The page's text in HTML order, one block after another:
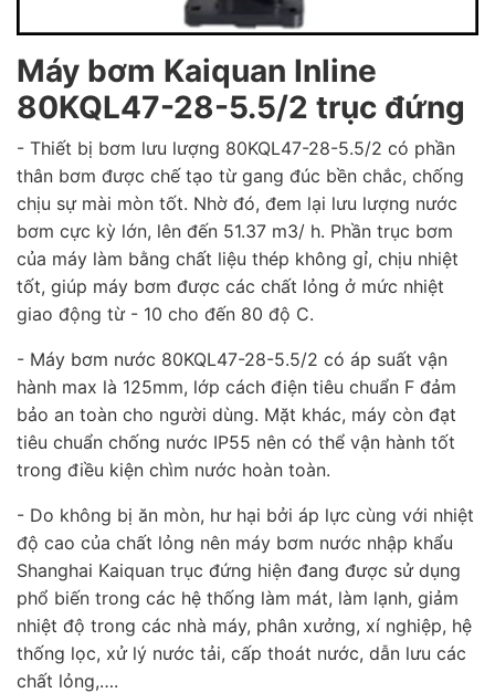
Máy bơm Kaiquan Inline
80KQL47-28-5.5/2 trục đứng
- Thiết bị bơm lưu lượng 80KQL47-28-5.5/2 có phần
thân bơm được chế tạo từ gang đúc bền chắc, chống
chịu sự mài mòn tốt. Nhờ đó, đem lại lưu lượng nước
bơm cực kỳ lớn, lên đến 51.37 m3/ h. Phần trục bơm
của máy làm bằng chất liệu thép không gỉ, chịu nhiệt
tốt, giúp máy bơm được các chất lỏng ở mức nhiệt
giao động từ - 10 cho đến 80 độ C.
- Máy bơm nước 80KQL47-28-5.5/2 có áp suất vận
hành max là 125mm, lớp cách điện tiêu chuẩn F đảm
bảo an toàn cho người dùng. Mặt khác, máy còn đạt
tiêu chuẩn chống nước IP55 nên có thể vận hành tốt
trong điều kiện chìm nước hoàn toàn.
- Do không bị ăn mòn, hư hại bởi áp lực cùng với nhiệt
độ cao của chất lỏng nên máy bơm nước nhập khẩu
Shanghai Kaiquan trục đứng hiện đang được sử dụng
phổ biến trong các hệ thống làm mát, làm lạnh, giảm
nhiệt độ trong các nhà máy, phân xưởng, xí nghiệp, hệ
thống lọc, xử lý nước tải, cấp thoát nước, dẫn lưu các
chất lỏng,….